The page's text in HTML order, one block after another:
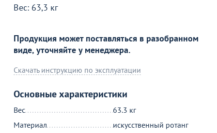
Вес: 63,3 кг
Продукция может поставляться в разобранном
виде, уточняйте у менеджера.
Скачать инструкцию по эксплуатации
Основные характеристики
Вес
63.3 кг
Материал
искусственный ротанг
В корзине